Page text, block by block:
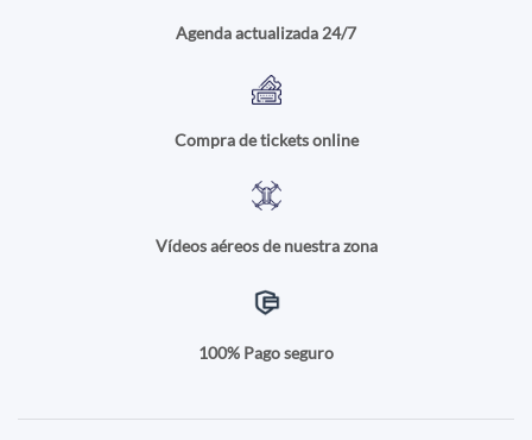
Agenda actualizada 24/7
Compra de tickets online
Vídeos aéreos de nuestra zona
100% Pago seguro